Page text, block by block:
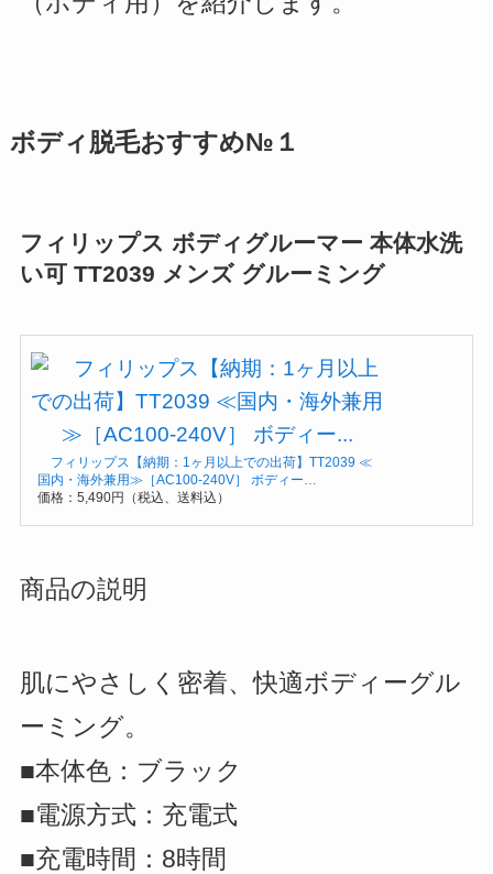
ボディ脱毛おすすめ№１
フィリップス ボディグルーマー 本体水洗
い可 TT2039 メンズ グルーミング
フィリップス【納期：1ヶ月以上での出荷】TT2039 ≪
国内・海外兼用≫［AC100-240V］ ボディー…
価格：5,490円（税込、送料込）
商品の説明
肌にやさしく密着、快適ボディーグル
ーミング。
■本体色：ブラック
■電源方式：充電式
■充電時間：8時間